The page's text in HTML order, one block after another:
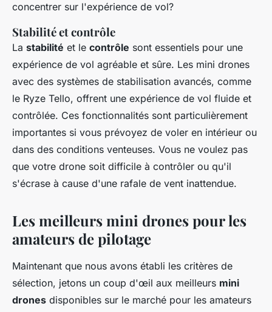
concentrer sur l'expérience de vol?
Stabilité et contrôle
La stabilité et le contrôle sont essentiels pour une
expérience de vol agréable et sûre. Les mini drones
avec des systèmes de stabilisation avancés, comme
le Ryze Tello, offrent une expérience de vol fluide et
contrôlée. Ces fonctionnalités sont particulièrement
importantes si vous prévoyez de voler en intérieur ou
dans des conditions venteuses. Vous ne voulez pas
que votre drone soit difficile à contrôler ou qu'il
s'écrase à cause d'une rafale de vent inattendue.
Les meilleurs mini drones pour les
amateurs de pilotage
Maintenant que nous avons établi les critères de
sélection, jetons un coup d'œil aux meilleurs mini
drones disponibles sur le marché pour les amateurs